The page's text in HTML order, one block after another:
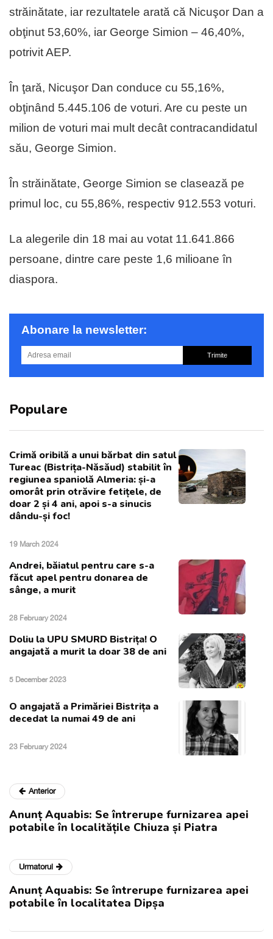
străinătate, iar rezultatele arată că Nicuşor Dan a
obţinut 53,60%, iar George Simion – 46,40%,
potrivit AEP.
În ţară, Nicuşor Dan conduce cu 55,16%,
obţinând 5.445.106 de voturi. Are cu peste un
milion de voturi mai mult decât contracandidatul
său, George Simion.
În străinătate, George Simion se clasează pe
primul loc, cu 55,86%, respectiv 912.553 voturi.
La alegerile din 18 mai au votat 11.641.866
persoane, dintre care peste 1,6 milioane în
diaspora.
Abonare la newsletter:
Trimite
Populare
Crimă oribilă a unui bărbat din satul
Tureac (Bistrița-Năsăud) stabilit în
regiunea spaniolă Almeria: și-a
omorât prin otrăvire fetițele, de
doar 2 și 4 ani, apoi s-a sinucis
dându-și foc!
19 March 2024
Andrei, băiatul pentru care s-a
făcut apel pentru donarea de
sânge, a murit
28 February 2024
Doliu la UPU SMURD Bistrița! O
angajată a murit la doar 38 de ani
5 December 2023
O angajată a Primăriei Bistrița a
decedat la numai 49 de ani
23 February 2024
Anterior
Anunț Aquabis: Se întrerupe furnizarea apei
potabile în localitățile Chiuza și Piatra
Urmatorul
Anunț Aquabis: Se întrerupe furnizarea apei
potabile în localitatea Dipșa